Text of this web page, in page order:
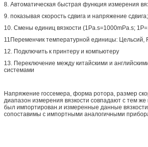
8. Автоматическая быстрая функция измерения
9. показывая скорость сдвига и напряжение сдвига;
10. Смены единиц вязкости (1Pa.s=1000mPa.s;
11Переменчик температурной единицы: Цельсий,
12. Подключить к принтеру и компьютеру
13. Переключение между китайскими и
системами
Напряжение госсемера, форма ротора, размер
диапазон измерения вязкости совпадают с тем
был импортирован.и измеренные данные
сопоставимы с импортными аналогичными